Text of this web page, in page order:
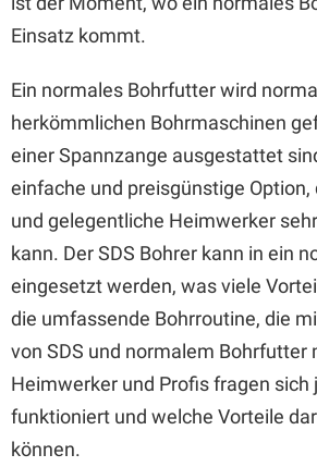
Einsatz kommt.
Ein normales Bohrfutter wird
herkömmlichen Bohrmaschinen
einer Spannzange ausgestattet
einfache und preisgünstige Option,
und gelegentliche Heimwerker
kann. Der SDS Bohrer kann in ein
eingesetzt werden, was viele
die umfassende Bohrroutine, die
von SDS und normalem Bohrfutter
Heimwerker und Profis fragen sich
funktioniert und welche Vorteile
können.